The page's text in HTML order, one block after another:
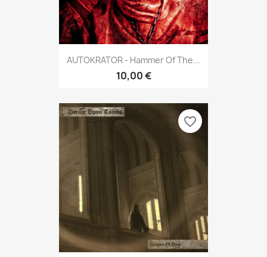
AUTOKRATOR - Hammer Of The...
10,00 €
favorite_border